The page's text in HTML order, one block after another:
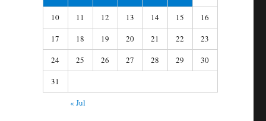
10
11 12 13 14 15
16
17
18 19 20 21 22
23
24
25 26 27 28 29
30
31
« Jul